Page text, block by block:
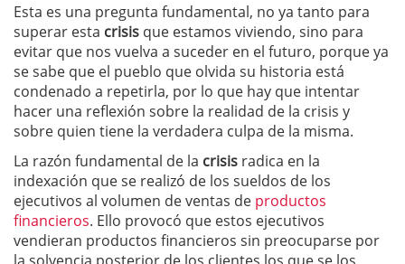
Esta es una pregunta fundamental, no ya tanto para
superar esta crisis que estamos viviendo, sino para
evitar que nos vuelva a suceder en el futuro, porque ya
se sabe que el pueblo que olvida su historia está
condenado a repetirla, por lo que hay que intentar
hacer una reflexión sobre la realidad de la crisis y
sobre quien tiene la verdadera culpa de la misma.
La razón fundamental de la crisis radica en la
indexación que se realizó de los sueldos de los
ejecutivos al volumen de ventas de productos
financieros. Ello provocó que estos ejecutivos
vendieran productos financieros sin preocuparse por